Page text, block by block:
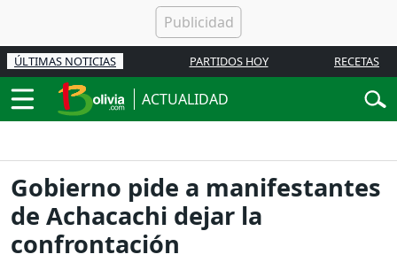
ÚLTIMAS NOTICIAS PARTIDOS HOY RECETAS
ACTUALIDAD
Gobierno pide a manifestantes
de Achacachi dejar la
confrontación